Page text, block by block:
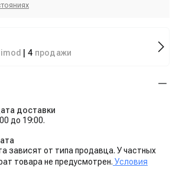
4 продажи
доставки
до 19:00.
зависят от типа продавца. У частных
товара не предусмотрен. Условия